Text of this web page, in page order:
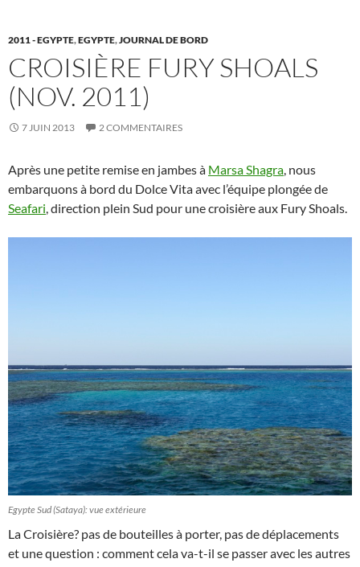
2011 - EGYPTE,EGYPTE,JOURNAL DE BORD
CROISIÈRE FURY SHOALS
(NOV. 2011)
7 JUIN 2013 2 COMMENTAIRES
Après une petite remise en jambes à Marsa Shagra, nous
embarquons à bord du Dolce Vita avec l’équipe plongée de
Seafari, direction plein Sud pour une croisière aux Fury Shoals.
Egypte Sud (Sataya): vue extérieure
La Croisière? pas de bouteilles à porter, pas de déplacements
et une question : comment cela va-t-il se passer avec les autres